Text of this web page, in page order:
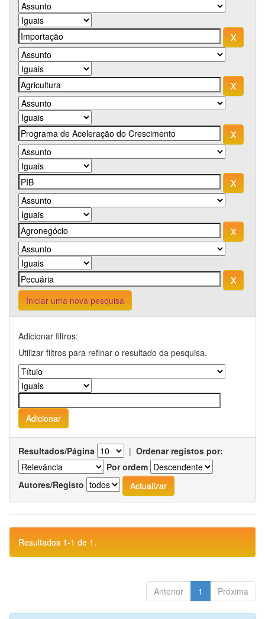
Iniciar uma nova pesquisa
Adicionar filtros:
Utilizar filtros para refinar o resultado da pesquisa.
Resultados/Página | Ordenar registos por:
Por ordem
Autores/Registo
Resultados 1-1 de 1.
Anterior 1 Próxima